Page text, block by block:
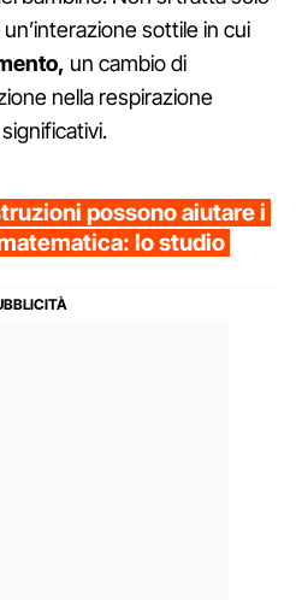
sottile in cui
un cambio di
nella respirazione
possono aiutare i
lo studio